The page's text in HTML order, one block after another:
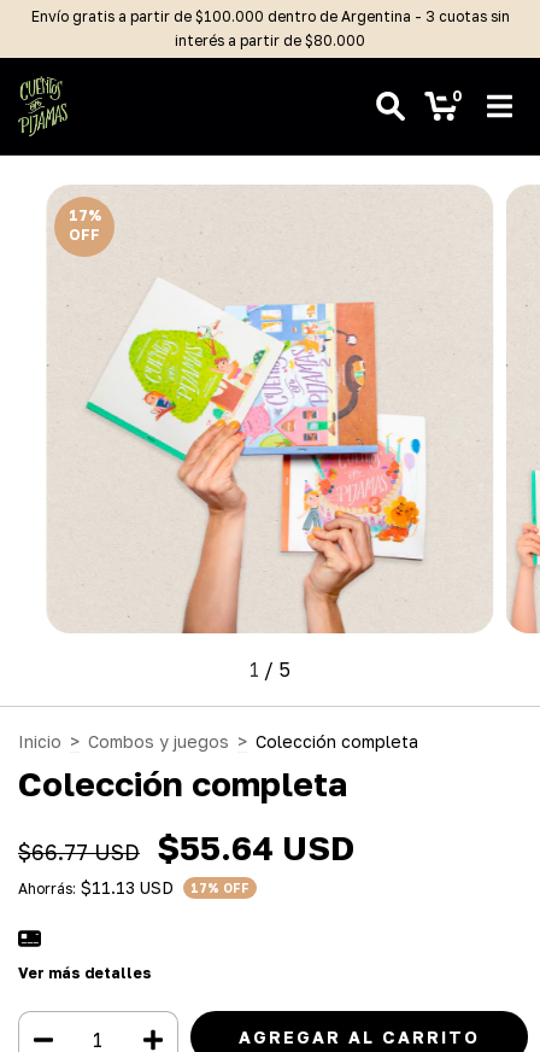
Envío gratis a partir de $100.000 dentro de Argentina - 3 cuotas sin
interés a partir de $80.000
0
17%
OFF
1 / 5
Inicio > Combos y juegos > Colección completa
Colección completa
$66.77 USD $55.64 USD
Ahorrás: $11.13 USD 17% OFF
Ver más detalles